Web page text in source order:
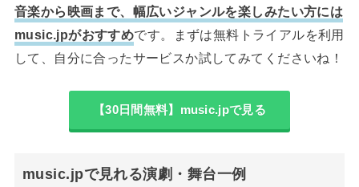
音楽から映画まで、幅広いジャンルを楽しみたい方には
music.jpがおすすめです。まずは無料トライアルを利用
して、自分に合ったサービスか試してみてくださいね！
【30日間無料】music.jpで見る
music.jpで見れる演劇・舞台一例